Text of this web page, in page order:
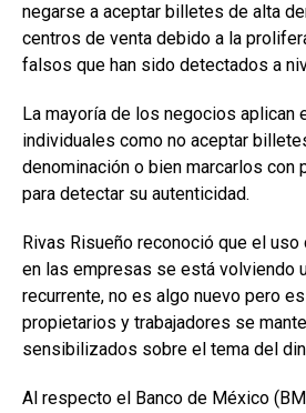
negarse a aceptar billetes de alta
centros de venta debido a la
falsos que han sido detectados a
La mayoría de los negocios aplican
individuales como no aceptar
denominación o bien marcarlos con
para detectar su autenticidad.
Rivas Risueño reconoció que el
en las empresas se está volviendo
recurrente, no es algo nuevo pero
propietarios y trabajadores se
sensibilizados sobre el tema del
Al respecto el Banco de México